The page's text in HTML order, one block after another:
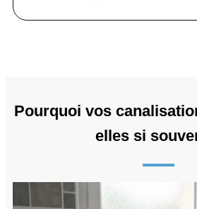
Pourquoi vos
elles si